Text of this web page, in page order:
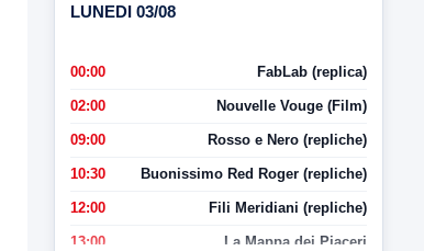
LUNEDI 03/08
00:00 FabLab (replica)
02:00 Nouvelle Vouge (Film)
09:00 Rosso e Nero (repliche)
10:30 Buonissimo Red Roger (repliche)
12:00 Fili Meridiani (repliche)
13:00 La Mappa dei Piaceri